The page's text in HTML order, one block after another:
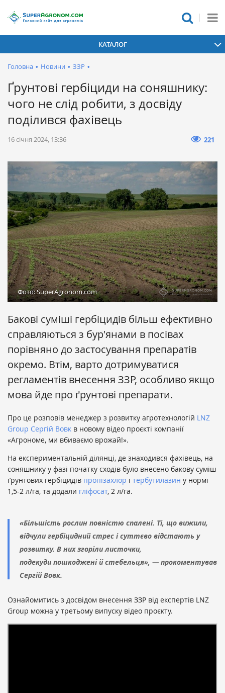
КАТАЛОГ
Головна • Новини • ЗЗР •
Ґрунтові гербіциди на соняшнику:
чого не слід робити, з досвіду
поділився фахівець
16 січня 2024, 13:36 221
Фото: SuperAgronom.com
Бакові суміші гербіцидів більш ефективно
справляються з бур'янами в посівах
порівняно до застосування препаратів
окремо. Втім, варто дотримуватися
регламентів внесення ЗЗР, особливо якщо
мова йде про ґрунтові препарати.
Про це розповів менеджер з розвитку агротехнологій LNZ
Group Сергій Вовк в новому відео проєкті компанії
«Агрономе, ми вбиваємо врожай!».
На експериментальній ділянці, де знаходився фахівець, на
соняшнику у фазі початку сходів було внесено бакову суміш
ґрунтових гербіцидів пропізахлор і тербутилазин у нормі
1,5-2 л/га, та додали гліфосат, 2 л/га.
«Більшість рослин повністю спалені. Ті, що вижили,
відчули гербіцидний стрес і суттєво відстають у
розвитку. В них згоріли листочки,
подекуди пошкоджені й стебельця», — прокоментував
Сергій Вовк.
Ознайомитись з досвідом внесення ЗЗР від експертів LNZ
Group можна у третьому випуску відео проєкту.